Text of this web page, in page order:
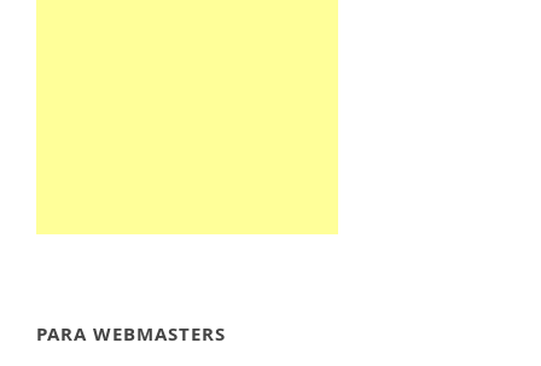
PARA WEBMASTERS